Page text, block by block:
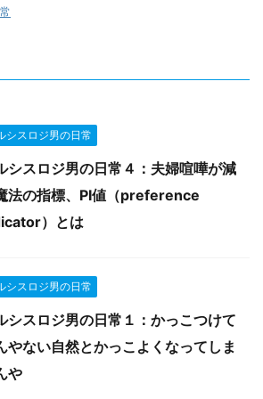
シスロジ男の日常
シスロジ男の日常４：夫婦喧嘩が減
法の指標、PI値（preference
）とは
シスロジ男の日常
シスロジ男の日常１：かっこつけて
やない自然とかっこよくなってしま
や